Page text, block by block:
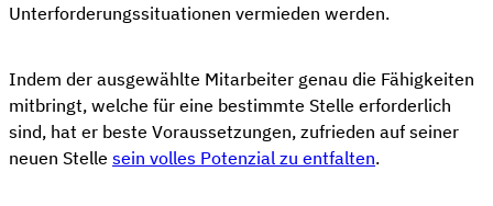
Unterforderungssituationen vermieden werden.
Indem der ausgewählte Mitarbeiter genau die Fähigkeiten
mitbringt, welche für eine bestimmte Stelle erforderlich
sind, hat er beste Voraussetzungen, zufrieden auf seiner
neuen Stelle sein volles Potenzial zu entfalten.